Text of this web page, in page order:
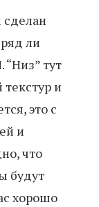
сделан
ли
тут
и
это с
и
что
будут
хорошо